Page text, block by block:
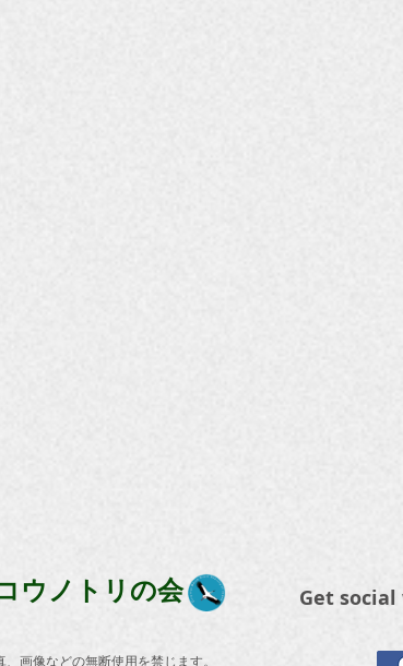
ウノトリの会
、画像などの無断使用を禁じます。
Get